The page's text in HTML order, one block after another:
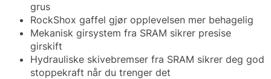
grus
RockShox gaffel gjør opplevelsen mer behagelig
Mekanisk girsystem fra SRAM sikrer presise
girskift
Hydrauliske skivebremser fra SRAM sikrer deg god
stoppekraft når du trenger det